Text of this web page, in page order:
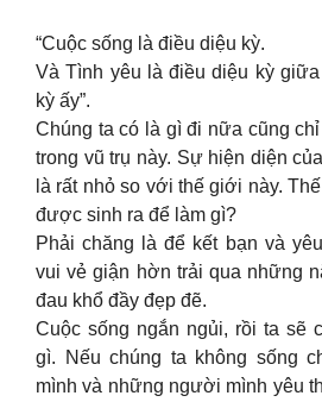
“Cuộc sống là điều diệu kỳ.
Và Tình yêu là điều diệu kỳ
kỳ ấy”.
Chúng ta có là gì đi nữa cũng
trong vũ trụ này. Sự hiện diện
là rất nhỏ so với thế giới này.
được sinh ra để làm gì?
Phải chăng là để kết bạn và
vui vẻ giận hờn trải qua những
đau khổ đầy đẹp đẽ.
Cuộc sống ngắn ngủi, rồi ta sẽ
gì. Nếu chúng ta không sống
mình và những người mình yêu